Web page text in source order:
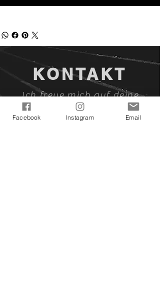
KONTAKT
Ich freue mich auf deine
Kontaktaufnahme!
Facebook Instagram Email